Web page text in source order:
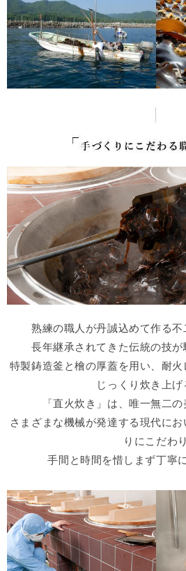
熟練の職人が丹誠込めて作る不
長年継承されてきた伝統の技が
特製鋳造釜と檜の厚蓋を用い、耐
じっくり炊き上
「直火炊き」は、唯一無二の
さまざまな機械が発達する現代に
りにこだわり
手間と時間を惜しまず丁寧